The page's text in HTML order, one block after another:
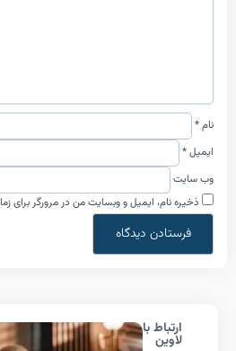
ایمیل و وبسایت من در مرورگر برای زمانی که دوباره